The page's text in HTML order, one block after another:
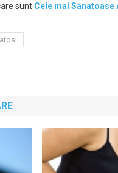
sunt Cele mai Sanatoase